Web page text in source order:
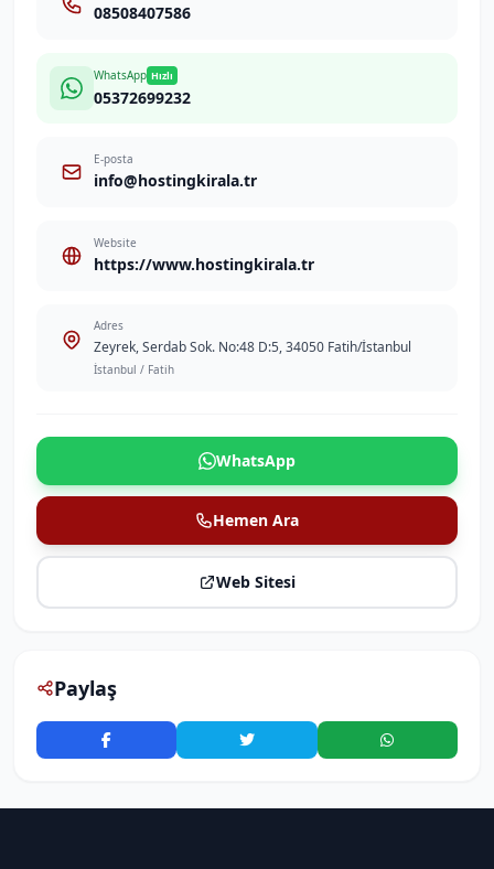
08508407586
WhatsApp Hızlı
05372699232
E-posta
info@hostingkirala.tr
Website
https://www.hostingkirala.tr
Adres
Zeyrek, Serdab Sok. No:48 D:5, 34050 Fatih/İstanbul
İstanbul / Fatih
WhatsApp
Hemen Ara
Web Sitesi
Paylaş